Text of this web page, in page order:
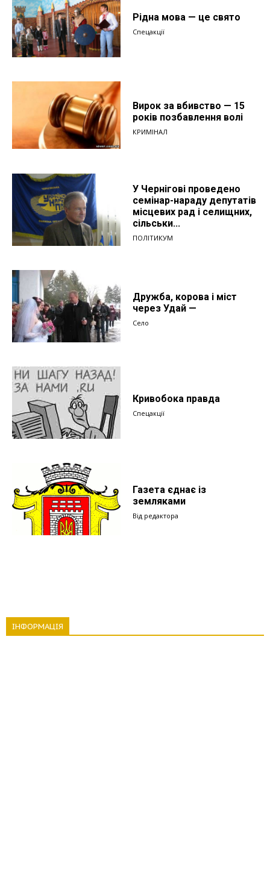
Рідна мова — це свято
Спецакції
Вирок за вбивство — 15
років позбавлення волі
КРИМІНАЛ
У Чернігові проведено
семінар-нараду депутатів
місцевих рад і селищних,
сільськи...
ПОЛІТИКУМ
Дружба, корова і міст
через Удай —
Село
Кривобока правда
Спецакції
Газета єднає із
земляками
Від редактора
ІНФОРМАЦІЯ